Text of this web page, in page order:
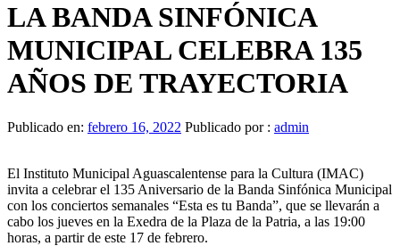
LA BANDA SINFÓNICA
MUNICIPAL CELEBRA 135
AÑOS DE TRAYECTORIA
Publicado en: febrero 16, 2022 Publicado por : admin
El Instituto Municipal Aguascalentense para la Cultura (IMAC)
invita a celebrar el 135 Aniversario de la Banda Sinfónica Municipal
con los conciertos semanales “Esta es tu Banda”, que se llevarán a
cabo los jueves en la Exedra de la Plaza de la Patria, a las 19:00
horas, a partir de este 17 de febrero.